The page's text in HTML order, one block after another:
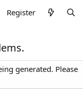
Register
generated. Please